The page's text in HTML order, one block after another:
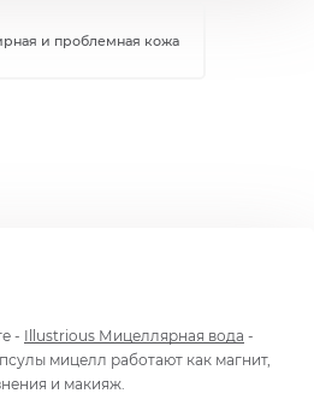
и проблемная кожа
- Illustrious Мицеллярная вода -
мицелл работают как магнит,
и макияж.